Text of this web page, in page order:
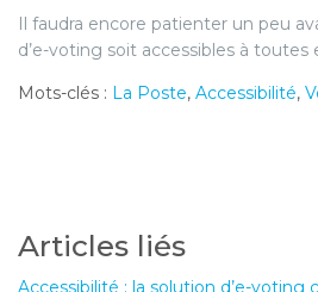
Il faudra encore patienter un peu
d’e-voting soit accessibles à toutes
Mots-clés : La Poste, Accessibilité,
Articles liés
Accessibilité : la solution d’e-voting